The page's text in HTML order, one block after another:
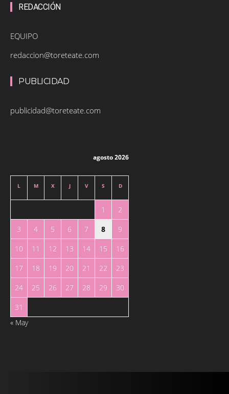
REDACCIÓN
EQUIPO
redaccion@toreteate.com
PUBLICIDAD
publicidad@toreteate.com
agosto 2026
L M X J V S D
1
2
3
4 5 6 7 8
9
10
11 12 13 14 15
16
17
18 19 20 21 22
23
24
25 26 27 28 29
30
31
« May